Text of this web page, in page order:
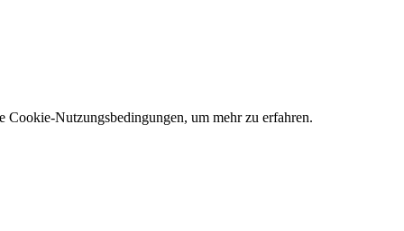
Nutzungsbedingungen, um mehr zu erfahren.